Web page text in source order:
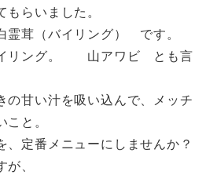
らいました。
（バイリング） です。
リング。 山アワビ とも言
甘い汁を吸い込んで、メッチ
と。
定番メニューにしませんか？
、